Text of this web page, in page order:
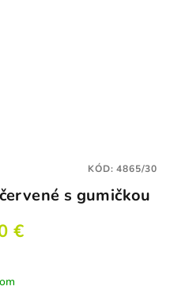
s gumičkou
€
KÓD:4865/30